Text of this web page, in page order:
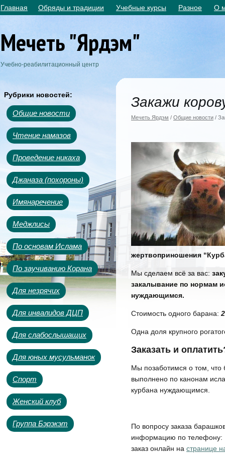
Главная Обряды и традиции Учебные курсы Разное О
Мечеть "Ярдэм"
Учебно-реабилитационный центр
Рубрики новостей:
Общие новости
Чтение намазов
Проведение никаха
Джаназа (похороны)
Имянаречение
Меджлисы
По основам Ислама
По заучиванию Корана
Для незрячих
Для инвалидов ДЦП
Для слабослышащих
Для юных мусульманок
Спорт
Женский клуб
Группа Бэрэкэт
Закажи
Мечеть Ярдэм / Общие новости /
жертвоприношения
Мы сделаем всё за вас:
закалывание по нормам
нуждающимся.
Стоимость одного барана:
Одна доля крупного
Заказать и
Мы позаботимся о том,
выполнено по канонам
курбана нуждающимся.
По вопросу заказа
информацию по
заказ онлайн на странице